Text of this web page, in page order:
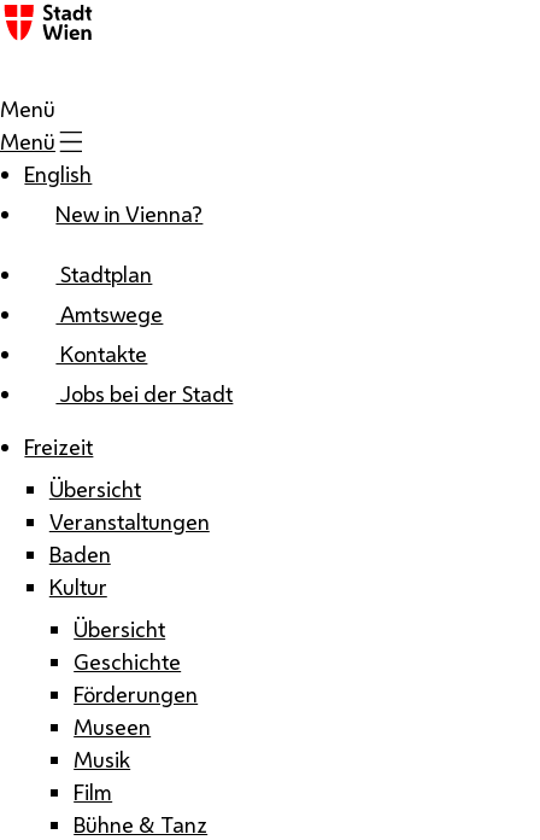
Zum Inhalt
Menü
Menü
English
New in Vienna?
Stadtplan
Amtswege
Kontakte
Jobs bei der Stadt
Freizeit
Übersicht
Veranstaltungen
Baden
Kultur
Übersicht
Geschichte
Förderungen
Museen
Musik
Film
Bühne & Tanz